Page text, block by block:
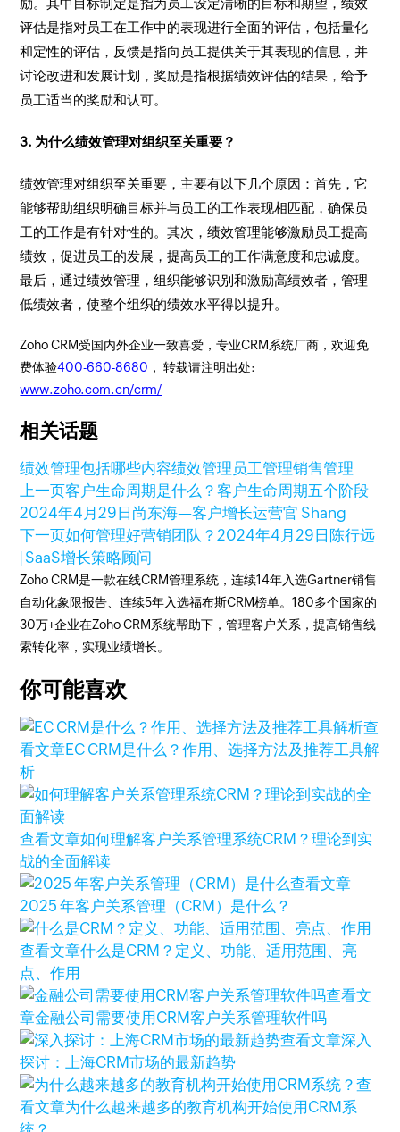
励。其中目标制定是指为员工设定清晰的目标和期望，绩效
评估是指对员工在工作中的表现进行全面的评估，包括量化
和定性的评估，反馈是指向员工提供关于其表现的信息，并
讨论改进和发展计划，奖励是指根据绩效评估的结果，给予
员工适当的奖励和认可。
3. 为什么绩效管理对组织至关重要？
绩效管理对组织至关重要，主要有以下几个原因：首先，它
能够帮助组织明确目标并与员工的工作表现相匹配，确保员
工的工作是有针对性的。其次，绩效管理能够激励员工提高
绩效，促进员工的发展，提高员工的工作满意度和忠诚度。
最后，通过绩效管理，组织能够识别和激励高绩效者，管理
低绩效者，使整个组织的绩效水平得以提升。
Zoho CRM受国内外企业一致喜爱，专业CRM系统厂商，欢迎免
费体验400-660-8680 ， 转载请注明出处:
www.zoho.com.cn/crm/
相关话题
绩效管理包括哪些内容绩效管理 员工管理销售管理
上一页客户生命周期是什么？客户生命周期五个阶段
2024年4月29日 尚东海—客户增长运营官 Shang
下一页如何管理好营销团队？2024年4月29日 陈行远
| SaaS增长策略顾问
Zoho CRM是一款在线CRM管理系统，连续14年入选Gartner销售
自动化象限报告、连续5年入选福布斯CRM榜单。180多个国家的
30万+企业在Zoho CRM系统帮助下，管理客户关系，提高销售线
索转化率，实现业绩增长。
你可能喜欢
查
看文章EC CRM是什么？作用、选择方法及推荐工具解
析
查看文章如何理解客户关系管理系统CRM？理论到实
战的全面解读
查看文章
2025 年客户关系管理（CRM）是什么？
查看文章什么是CRM？定义、功能、适用范围、亮
点、作用
查看文
章金融公司需要使用CRM客户关系管理软件吗
查看文章深入
探讨：上海CRM市场的最新趋势
查
看文章为什么越来越多的教育机构开始使用CRM系